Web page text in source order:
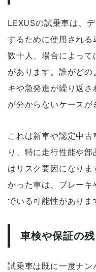
LEXUSの試乗車は、
するために使用され
数十人、場合によっ
があります。誰がど
キや急発進が繰り返
が分からないケースが
これは新車や認定中
り、特に走行性能や
はリスク要因になり
かった車は、ブレー
でいる可能性がありま
車検や保証の
試乗車は既に一度ナ